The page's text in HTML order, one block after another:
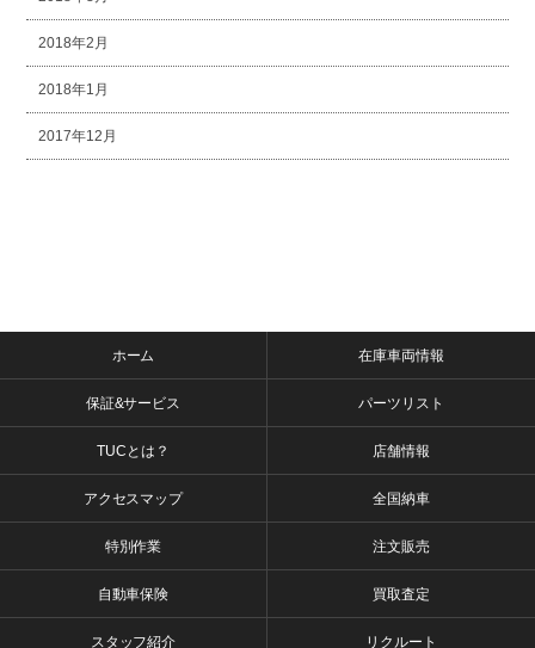
2018年2月
2018年1月
2017年12月
ホーム 在庫車両情報
保証&サービス パーツリスト
TUCとは？ 店舗情報
アクセスマップ 全国納車
特別作業 注文販売
自動車保険 買取査定
スタッフ紹介 リクルート